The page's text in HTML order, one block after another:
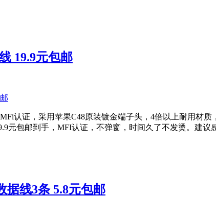
19.9元包邮
认证，采用苹果C48原装镀金端子头，4倍以上耐用材
元包邮到手，MFI认证，不弹窗，时间久了不发烫。建议
据线3条 5.8元包邮